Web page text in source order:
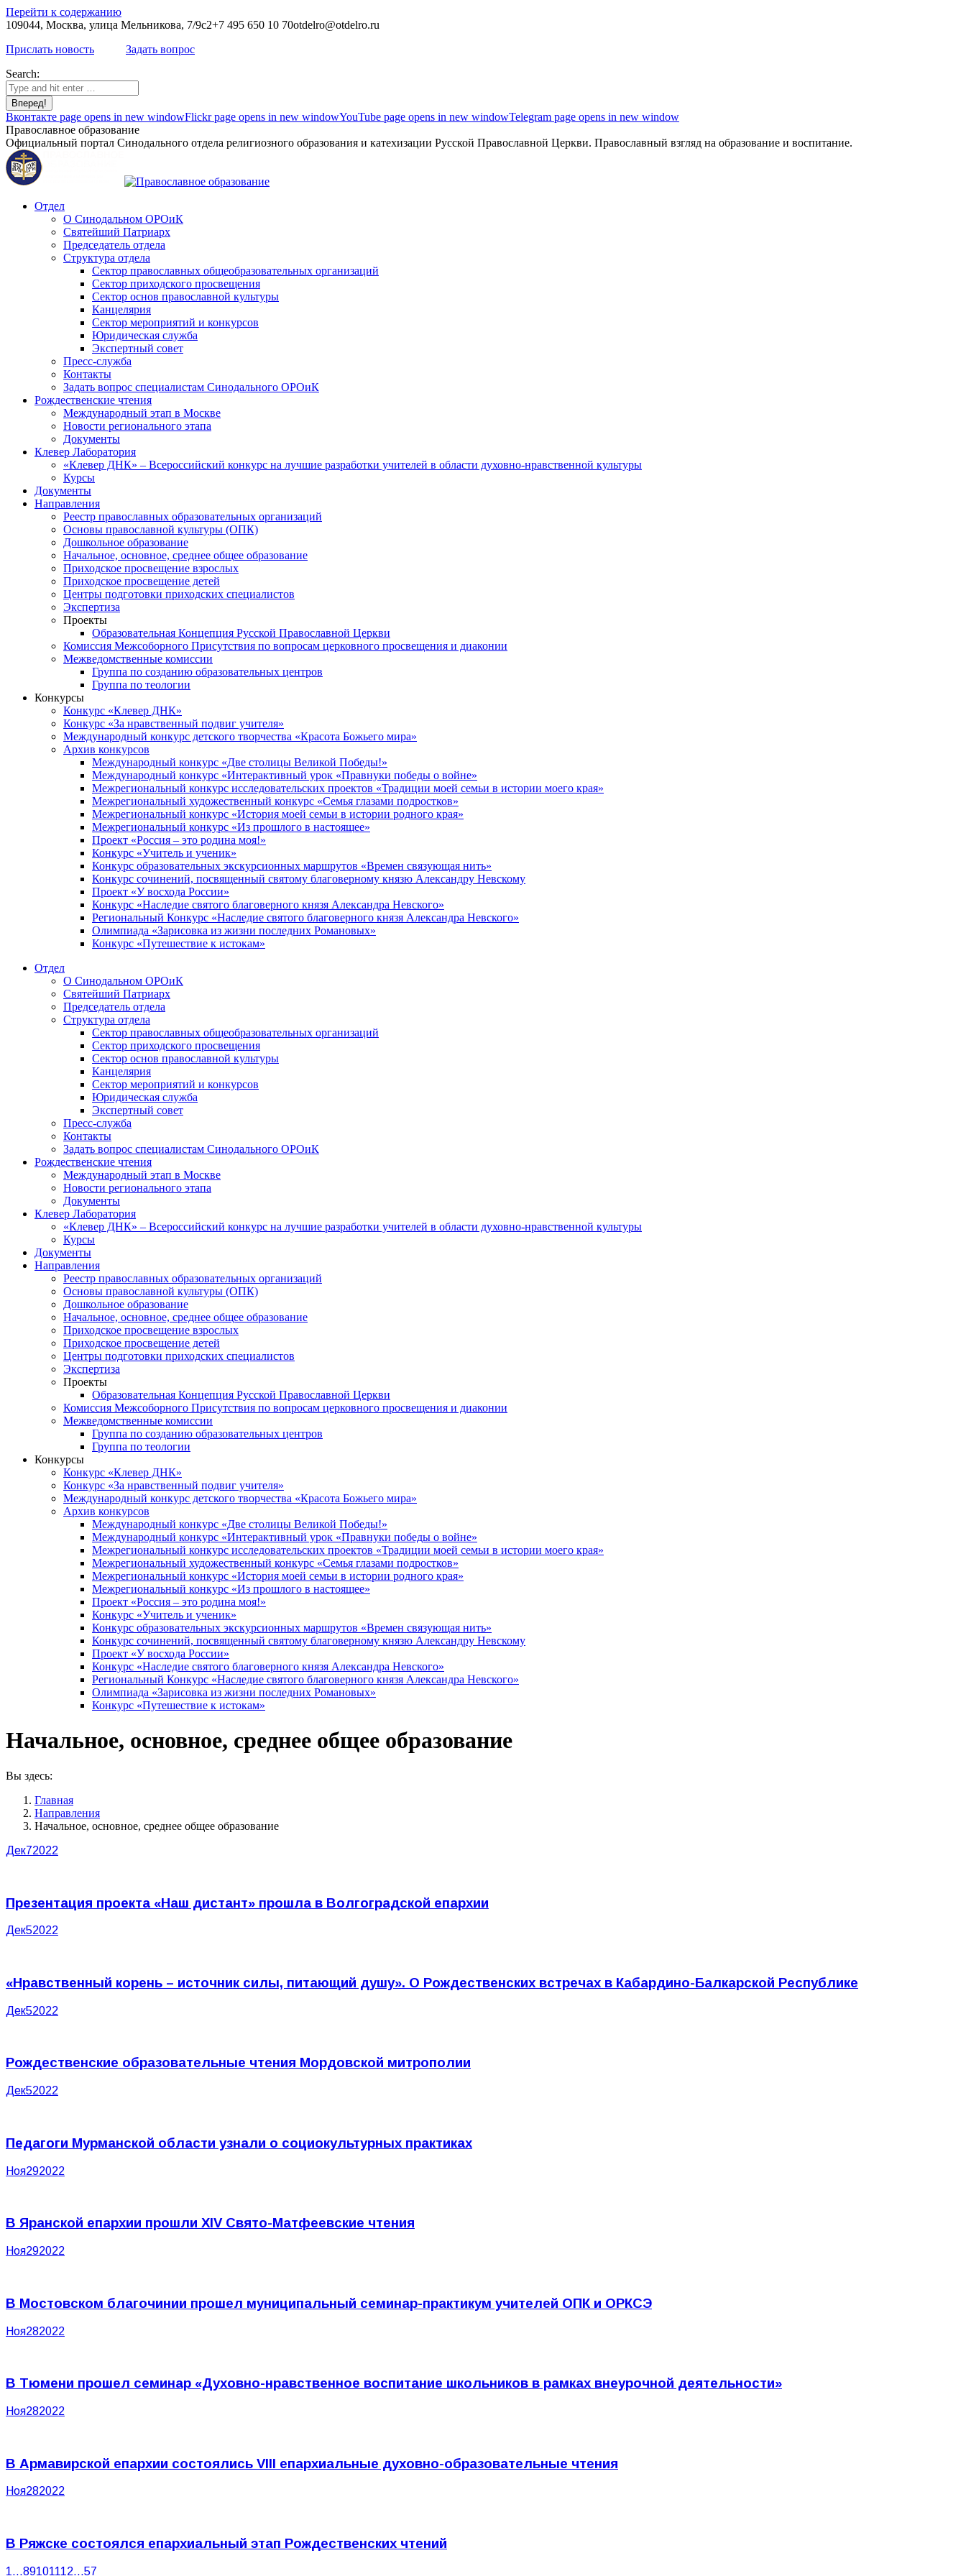
Перейти к содержанию
109044, Москва, улица Мельникова, 7/9с2+7 495 650 10 70otdelro@otdelro.ru
Прислать новость
Задать вопрос
Search:
Вконтакте page opens in new windowFlickr page opens in new windowYouTube page opens in new windowTelegram page opens in new window
Православное образование
Официальный портал Синодального отдела религиозного образования и катехизации Русской Православной Церкви. Православный взгляд на образование и воспитание.
Отдел
О Синодальном ОРОиК
Святейший Патриарх
Председатель отдела
Структура отдела
Сектор православных общеобразовательных организаций
Сектор приходского просвещения
Сектор основ православной культуры
Канцелярия
Сектор мероприятий и конкурсов
Юридическая служба
Экспертный совет
Пресс-служба
Контакты
Задать вопрос специалистам Синодального ОРОиК
Рождественские чтения
Международный этап в Москве
Новости регионального этапа
Документы
Клевер Лаборатория
«Клевер ДНК» – Всероссийский конкурс на лучшие разработки учителей в области духовно-нравственной культуры
Курсы
Документы
Направления
Реестр православных образовательных организаций
Основы православной культуры (ОПК)
Дошкольное образование
Начальное, основное, среднее общее образование
Приходское просвещение взрослых
Приходское просвещение детей
Центры подготовки приходских специалистов
Экспертиза
Проекты
Образовательная Концепция Русской Православной Церкви
Комиссия Межсоборного Присутствия по вопросам церковного просвещения и диаконии
Межведомственные комиссии
Группа по созданию образовательных центров
Группа по теологии
Конкурсы
Конкурс «Клевер ДНК»
Конкурс «За нравственный подвиг учителя»
Международный конкурс детского творчества «Красота Божьего мира»
Архив конкурсов
Международный конкурс «Две столицы Великой Победы!»
Международный конкурс «Интерактивный урок «Правнуки победы о войне»
Межрегиональный конкурс исследовательских проектов «Традиции моей семьи в истории моего края»
Межрегиональный художественный конкурс «Семья глазами подростков»
Межрегиональный конкурс «История моей семьи в истории родного края»
Межрегиональный конкурс «Из прошлого в настоящее»
Проект «Россия – это родина моя!»
Конкурс «Учитель и ученик»
Конкурс образовательных экскурсионных маршрутов «Времен связующая нить»
Конкурс сочинений, посвященный святому благоверному князю Александру Невскому
Проект «У восхода России»
Конкурс «Наследие святого благоверного князя Александра Невского»
Региональный Конкурс «Наследие святого благоверного князя Александра Невского»
Олимпиада «Зарисовка из жизни последних Романовых»
Конкурс «Путешествие к истокам»
Отдел
О Синодальном ОРОиК
Святейший Патриарх
Председатель отдела
Структура отдела
Сектор православных общеобразовательных организаций
Сектор приходского просвещения
Сектор основ православной культуры
Канцелярия
Сектор мероприятий и конкурсов
Юридическая служба
Экспертный совет
Пресс-служба
Контакты
Задать вопрос специалистам Синодального ОРОиК
Рождественские чтения
Международный этап в Москве
Новости регионального этапа
Документы
Клевер Лаборатория
«Клевер ДНК» – Всероссийский конкурс на лучшие разработки учителей в области духовно-нравственной культуры
Курсы
Документы
Направления
Реестр православных образовательных организаций
Основы православной культуры (ОПК)
Дошкольное образование
Начальное, основное, среднее общее образование
Приходское просвещение взрослых
Приходское просвещение детей
Центры подготовки приходских специалистов
Экспертиза
Проекты
Образовательная Концепция Русской Православной Церкви
Комиссия Межсоборного Присутствия по вопросам церковного просвещения и диаконии
Межведомственные комиссии
Группа по созданию образовательных центров
Группа по теологии
Конкурсы
Конкурс «Клевер ДНК»
Конкурс «За нравственный подвиг учителя»
Международный конкурс детского творчества «Красота Божьего мира»
Архив конкурсов
Международный конкурс «Две столицы Великой Победы!»
Международный конкурс «Интерактивный урок «Правнуки победы о войне»
Межрегиональный конкурс исследовательских проектов «Традиции моей семьи в истории моего края»
Межрегиональный художественный конкурс «Семья глазами подростков»
Межрегиональный конкурс «История моей семьи в истории родного края»
Межрегиональный конкурс «Из прошлого в настоящее»
Проект «Россия – это родина моя!»
Конкурс «Учитель и ученик»
Конкурс образовательных экскурсионных маршрутов «Времен связующая нить»
Конкурс сочинений, посвященный святому благоверному князю Александру Невскому
Проект «У восхода России»
Конкурс «Наследие святого благоверного князя Александра Невского»
Региональный Конкурс «Наследие святого благоверного князя Александра Невского»
Олимпиада «Зарисовка из жизни последних Романовых»
Конкурс «Путешествие к истокам»
Начальное, основное, среднее общее образование
Вы здесь:
Главная
Направления
Начальное, основное, среднее общее образование
Дек72022
Презентация проекта «Наш дистант» прошла в Волгоградской епархии
Дек52022
«Нравственный корень – источник силы, питающий душу». О Рождественских встречах в Кабардино-Балкарской Республике
Дек52022
Рождественские образовательные чтения Мордовской митрополии
Дек52022
Педагоги Мурманской области узнали о социокультурных практиках
Ноя292022
В Яранской епархии прошли XIV Свято-Матфеевские чтения
Ноя292022
В Мостовском благочинии прошел муниципальный семинар-практикум учителей ОПК и ОРКСЭ
Ноя282022
В Тюмени прошел семинар «Духовно-нравственное воспитание школьников в рамках внеурочной деятельности»
Ноя282022
В Армавирской епархии состоялись VIII епархиальные духовно-образовательные чтения
Ноя282022
В Ряжске состоялся епархиальный этап Рождественских чтений
1…89101112…57